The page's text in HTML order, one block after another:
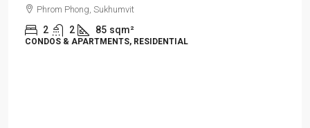
Phrom Phong, Sukhumvit
2 2 85 sqm²
CONDOS & APARTMENTS, RESIDENTIAL